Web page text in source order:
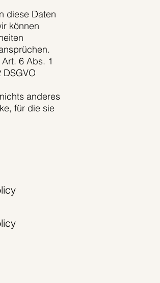
diese Daten
können
6 Abs. 1
anderes
für die sie